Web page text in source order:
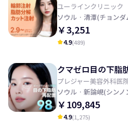
ユーラインクリニック
ソウル · 清潭(チョンダ
￥3,251
kid_star4.9(489)
クマゼロ目の下脂
プレジャー美容外科医
ソウル · 新論峴(シン
￥109,845
kid_star4.9(1,275)